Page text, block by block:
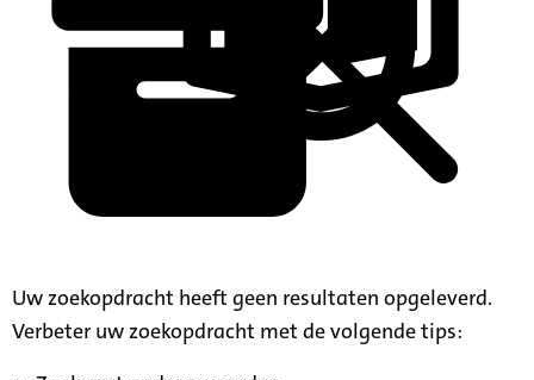
Uw zoekopdracht heeft geen resultaten opgeleverd.
Verbeter uw zoekopdracht met de volgende tips: